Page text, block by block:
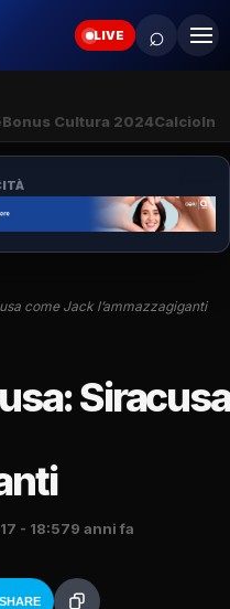
LIVE ⌕
Bonus Cultura 2024Calcio
come Jack l’ammazzagiganti
Siracusa
- 18:579 anni fa
SHARE